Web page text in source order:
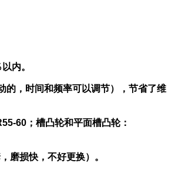
内。
的，时间和频率可以调节），节省了维
60；槽凸轮和平面槽凸轮：
磨损快，不好更换）。